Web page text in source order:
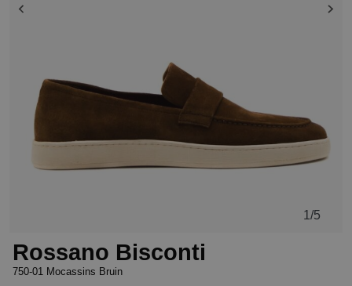
1 /5
Rossano Bisconti
750-01 Mocassins Bruin